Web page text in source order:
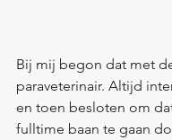
Bij mij begon dat met
paraveterinair. Altijd
en toen besloten om
fulltime baan te gaan